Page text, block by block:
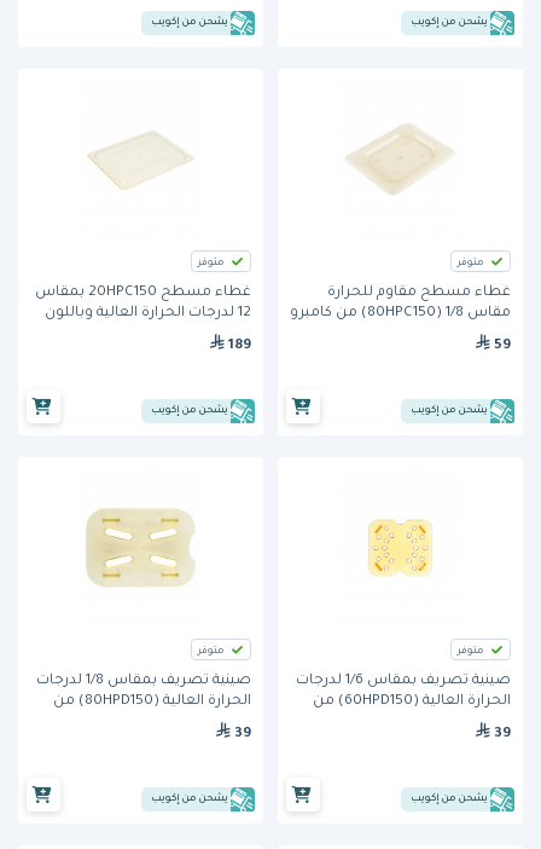
يشحن من إكويب يشحن من إكويب
متوفر
غطاء مسطح مقاوم للحرارة
مقاس 1/8 (80HPC150) من كامبرو
59
يشحن من إكويب
متوفر
غطاء مسطح 20HPC150 بمقاس
12 لدرجات الحرارة العالية وباللون
الكهرماني من كامبرو
189
يشحن من إكويب
متوفر
صينية تصريف بمقاس 1/6 لدرجات
الحرارة العالية (60HPD150) من
كامبرو- اللون الكهرماني
39
يشحن من إكويب
متوفر
صينية تصريف بمقاس 1/8 لدرجات
الحرارة العالية (80HPD150) من
كامبرو- اللون الكهرماني
39
يشحن من إكويب